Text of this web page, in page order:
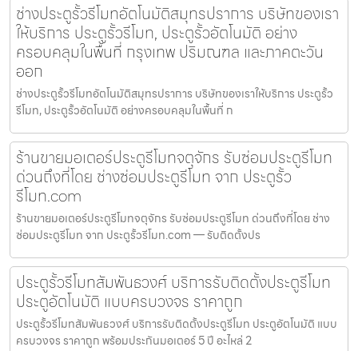
ช่างประตูรั้วรีโมทอัตโนมัติสมุทรปราการ บริษัทของเรา
ให้บริการ ประตูรั้วรีโมท, ประตูรั้วอัตโนมัติ อย่าง
ครอบคลุมในพื้นที่ กรุงเทพ ปริมณฑล และภาคตะวัน
ออก
ช่างประตูรั้วรีโมทอัตโนมัติสมุทรปราการ บริษัทของเราให้บริการ ประตูรั้ว
รีโมท, ประตูรั้วอัตโนมัติ อย่างครอบคลุมในพื้นที่ ก
ร้านขายมอเตอร์ประตูรีโมทจตุจักร รับซ่อมประตูรีโมท
ด่วนถึงที่โดย ช่างซ่อมประตูรีโมท จาก ประตูรั้ว
รีโมท.com
ร้านขายมอเตอร์ประตูรีโมทจตุจักร รับซ่อมประตูรีโมท ด่วนถึงที่โดย ช่าง
ซ่อมประตูรีโมท จาก ประตูรั้วรีโมท.com — รับติดตั้งปร
ประตูรั้วรีโมทสัมพันธวงศ์ บริการรับติดตั้งประตูรีโมท
ประตูอัตโนมัติ แบบครบวงจร ราคาถูก
ประตูรั้วรีโมทสัมพันธวงศ์ บริการรับติดตั้งประตูรีโมท ประตูอัตโนมัติ แบบ
ครบวงจร ราคาถูก พร้อมประกันมอเตอร์ 5 ปี อะไหล่ 2